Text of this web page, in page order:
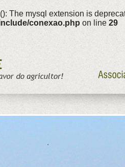
The mysql extension is
conexao.php on line 29